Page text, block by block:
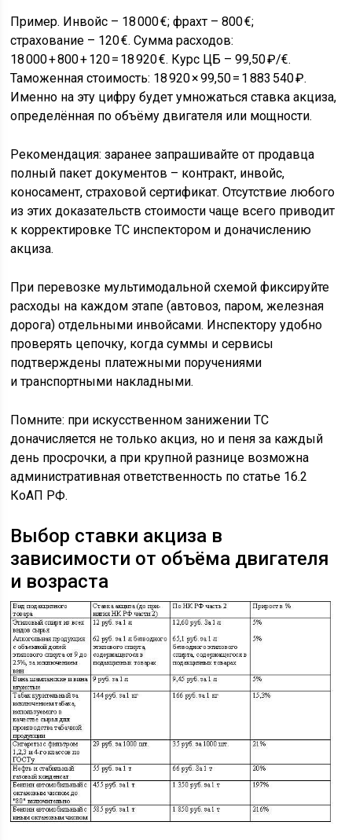
Пример. Инвойс – 18 000 €; фрахт – 800 €;
страхование – 120 €. Сумма расходов:
18 000 + 800 + 120 = 18 920 €. Курс ЦБ – 99,50 ₽/€.
Таможенная стоимость: 18 920 × 99,50 = 1 883 540 ₽.
Именно на эту цифру будет умножаться ставка акциза,
определённая по объёму двигателя или мощности.
Рекомендация: заранее запрашивайте от продавца
полный пакет документов – контракт, инвойс,
коносамент, страховой сертификат. Отсутствие любого
из этих доказательств стоимости чаще всего приводит
к корректировке ТС инспектором и доначислению
акциза.
При перевозке мультимодальной схемой фиксируйте
расходы на каждом этапе (автовоз, паром, железная
дорога) отдельными инвойсами. Инспектору удобно
проверять цепочку, когда суммы и сервисы
подтверждены платежными поручениями
и транспортными накладными.
Помните: при искусственном занижении ТС
доначисляется не только акциз, но и пеня за каждый
день просрочки, а при крупной разнице возможна
административная ответственность по статье 16.2
КоАП РФ.
Выбор ставки акциза в
зависимости от объёма двигателя
и возраста